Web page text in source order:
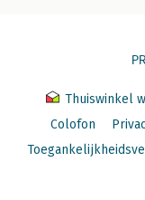
Thuiswinkel
Colofon